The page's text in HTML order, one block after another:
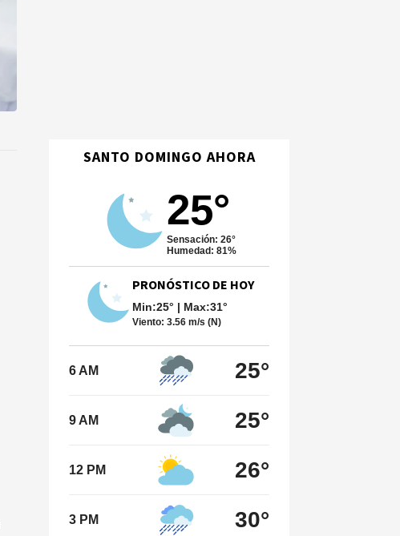
SANTO DOMINGO AHORA
25°
Sensación: 26°
Humedad: 81%
PRONÓSTICO DE HOY
Min:25° | Max:31°
Viento: 3.56 m/s (N)
6 AM 25°
9 AM 25°
12 PM 26°
3 PM 30°